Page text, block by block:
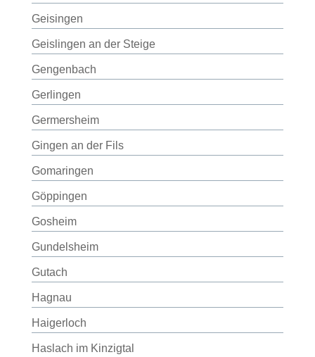
Geisingen
Geislingen an der Steige
Gengenbach
Gerlingen
Germersheim
Gingen an der Fils
Gomaringen
Göppingen
Gosheim
Gundelsheim
Gutach
Hagnau
Haigerloch
Haslach im Kinzigtal